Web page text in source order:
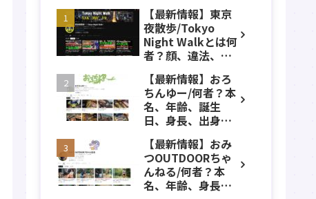
【最新情報】東京
夜散歩/Tokyo
Night Walkとは何
者？顔、違法、逮
久保公園、本名、
年齢、誕生日、職
業、かわいい、彼
女などのプロフィ
ール、YouTubeチ
ャンネル紹介！
【最新情報】おろ
ちんゆー/何者？本
名、年齢、誕生
日、身長、出身、
顔、顔バレなどの
プロフィール、
YouTubeチャンネ
ル紹介！
【最新情報】おみ
つOUTDOORちゃ
んねる/何者？本
名、年齢、身長、